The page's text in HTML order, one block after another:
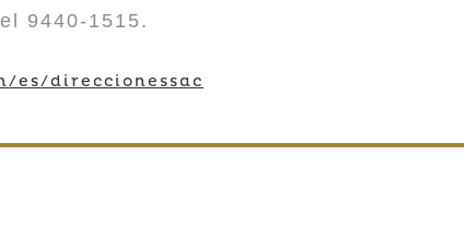
9440-1515.
es/direccionessac